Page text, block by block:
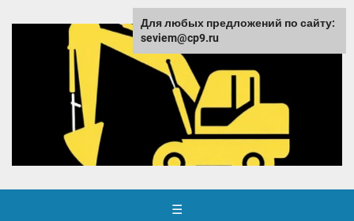
☰
Для любых предложений по сайту:
seviem@cp9.ru